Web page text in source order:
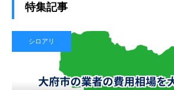
特集記事
シロアリ